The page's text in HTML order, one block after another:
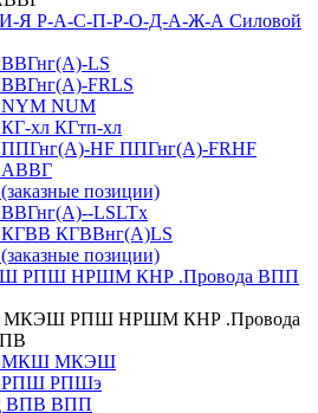
Я Р-А-С-П-Р-О-Д-А-Ж-А Силовой
ВВГнг(А)-LS
ВВГнг(А)-FRLS
NYM NUM
КГ-хл КГтп-хл
ППГнг(А)-HF ППГнг(А)-FRHF
АВВГ
позиции)
ВВГнг(А)--LSLTx
КГВВ КГВВнг(А)LS
позиции)
РПШ НРШМ КНР .Провода ВПП
МКЭШ РПШ НРШМ КНР .Провода
МКШ МКЭШ
РПШ РПШэ
ВПВ ВПП